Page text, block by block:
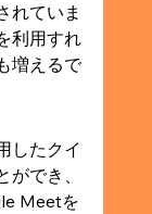
れていま
利用すれ
増えるで
したクイ
でき、
Meetを